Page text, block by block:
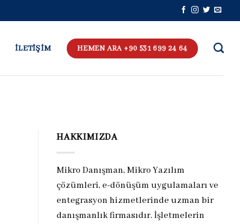
İLETİŞİM HEMEN ARA +90 531 699 24 64
HAKKIMIZDA
Mikro Danışman, Mikro Yazılım
çözümleri, e-dönüşüm uygulamaları ve
entegrasyon hizmetlerinde uzman bir
danışmanlık firmasıdır. İşletmelerin